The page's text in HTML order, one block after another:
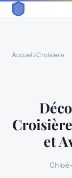
Accueil›Croisiere
et
Chloé•